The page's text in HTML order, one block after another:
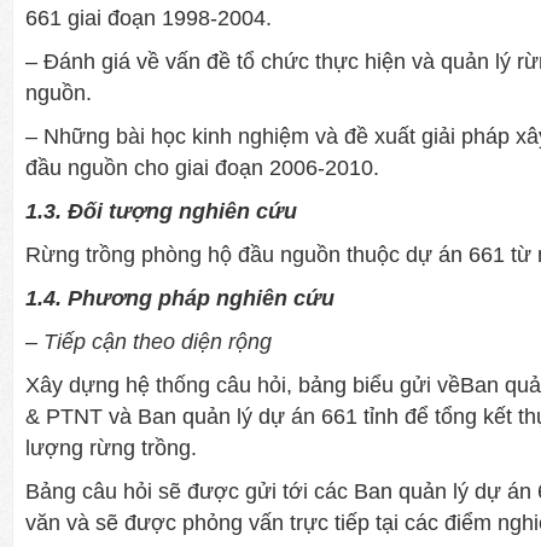
661 giai đoạn 1998-2004.
– Đánh giá về vấn đề tổ chức thực hiện và quản lý
nguồn.
– Những bài học kinh nghiệm và đề xuất giải pháp
đầu nguồn cho giai đoạn 2006-2010.
1.3. Đối tượng nghiên cứu
Rừng trồng phòng hộ đầu nguồn thuộc dự án 661 từ
1.4. Phương pháp nghiên cứu
– Tiếp cận theo diện rộng
Xây dựng hệ thống câu hỏi, bảng biểu gửi vềBan
& PTNT và Ban quản lý dự án 661 tỉnh để tổng kết
lượng rừng trồng.
Bảng câu hỏi sẽ được gửi tới các Ban quản lý dự án
văn và sẽ được phỏng vấn trực tiếp tại các điểm